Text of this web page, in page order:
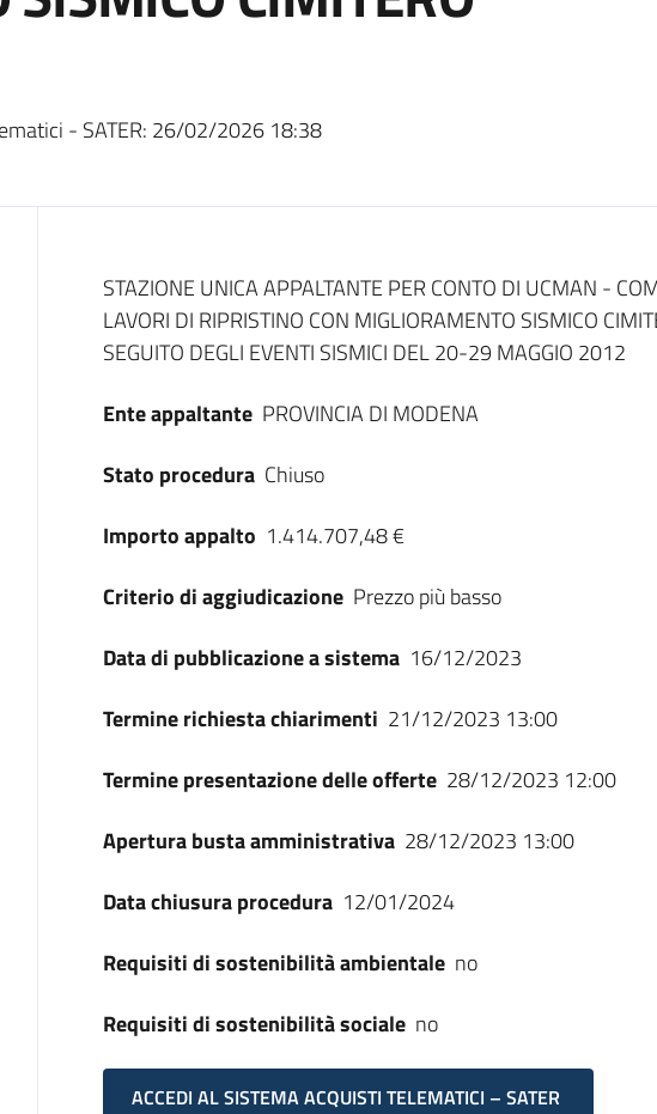
- SATER: 26/02/2026 18:38
Dati del bando
STAZIONE UNICA APPALTANTE PER CONTO DI UCMAN -
LAVORI DI RIPRISTINO CON MIGLIORAMENTO SISMICO
SEGUITO DEGLI EVENTI SISMICI DEL 20-29 MAGGIO 2012
Ente appaltante PROVINCIA DI MODENA
Stato procedura Chiuso
Importo appalto 1.414.707,48 €
Criterio di aggiudicazione Prezzo più basso
Data di pubblicazione a sistema 16/12/2023
Termine richiesta chiarimenti 21/12/2023 13:00
Termine presentazione delle offerte 28/12/2023 12:00
Apertura busta amministrativa 28/12/2023 13:00
Data chiusura procedura 12/01/2024
Requisiti di sostenibilità ambientale no
Requisiti di sostenibilità sociale no
ACCEDI AL SISTEMA ACQUISTI TELEMATICI – SATER